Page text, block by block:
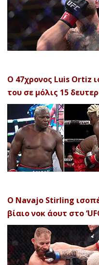
Ο 47χρονος Luis Ortiz
του σε μόλις 15
Ο Navajo Stirling
βίαιο νοκ άουτ στο